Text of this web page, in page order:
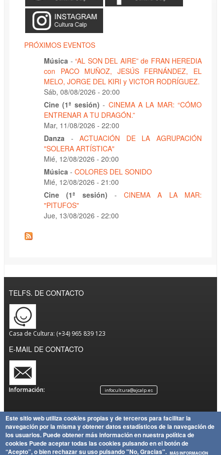
PRÓXIMOS EVENTOS
Música - “AL SON DEL AIRE” de FRAN HEREDIA
con PACO MUÑOZ, JESÚS FERNÁNDEZ, EL
MELO, JORGE DEL KIRI y VICTOR RODRÍGUEZ.
Sáb, 08/08/2026 - 20:00
Cine (1ª sesión) - CINEMA A LA MAR: “CÓMO
ENTRENAR A TU DRAGÓN.”
Mar, 11/08/2026 - 22:00
Danza
-ACTUACIÓN DE LA AGRUPACIÓN
"SOLERA ARTÍSTICA"
Mié, 12/08/2026 - 20:00
Música - COLORES DEL SONIDO
Mié, 12/08/2026 - 21:00
Cine (1ª sesión)
-CINEMA A LA MAR:
"PITUFOS"
Jue, 13/08/2026 - 22:00
TELFS. DE CONTACTO
Casa de Cultura: (+34) 965 839 123
E-MAIL DE CONTACTO
Información: infocultura@ajcalp.es
Aviso
Legal
Política
de
Privacidad
Política
de
Mapa
del Sitio
Copyright
Ayuntamiento de Calp
Este sitio web utiliza cookies propias y de terceros para facilitar la
navegación por la misma y obtener datos estadísticos de la navegación de
los usuarios. Puede obtener más información en nuestra política de
cookies Puede aceptar todas las cookies pulsando en el botón de
“Acepto”, o bien rechazar su uso pulsando "No, Gracias". MÁS INFORMACIÓN